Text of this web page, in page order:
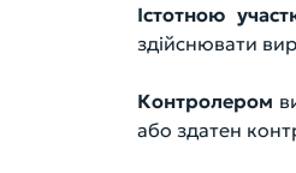
Істотною
здійснювати
Контролером
або здатен